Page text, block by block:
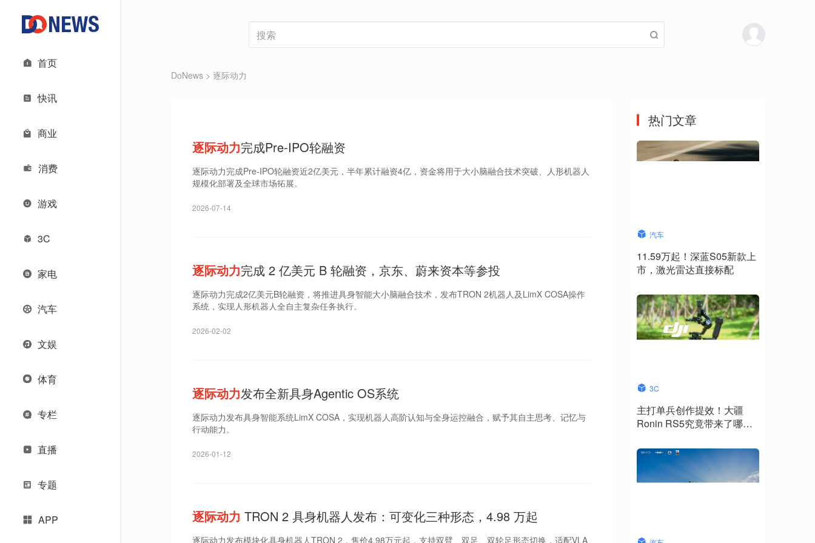
首页
快讯
商业
消费
游戏
3C
家电
汽车
文娱
体育
专栏
直播
专题
APP
DoNews > 逐际动力
逐际动力完成Pre-IPO轮融资
逐际动力完成Pre-IPO轮融资近2亿美元，半年累计融资4亿，资金将用于大小脑融合技术突破、人形机器人
规模化部署及全球市场拓展。
2026-07-14
逐际动力完成 2 亿美元 B 轮融资，京东、蔚来资本等参投
逐际动力完成2亿美元B轮融资，将推进具身智能大小脑融合技术，发布TRON 2机器人及LimX COSA操作
系统，实现人形机器人全自主复杂任务执行。
2026-02-02
逐际动力发布全新具身Agentic OS系统
逐际动力发布具身智能系统LimX COSA，实现机器人高阶认知与全身运控融合，赋予其自主思考、记忆与
行动能力。
2026-01-12
逐际动力 TRON 2 具身机器人发布：可变化三种形态，4.98 万起
逐际动力发布模块化具身机器人TRON 2，售价4.98万元起，支持双臂、双足、双轮足形态切换，适配VLA
热门文章
汽车
11.59万起！深蓝S05新款上
市，激光雷达直接标配
3C
主打单兵创作提效！大疆
Ronin RS5究竟带来了哪些